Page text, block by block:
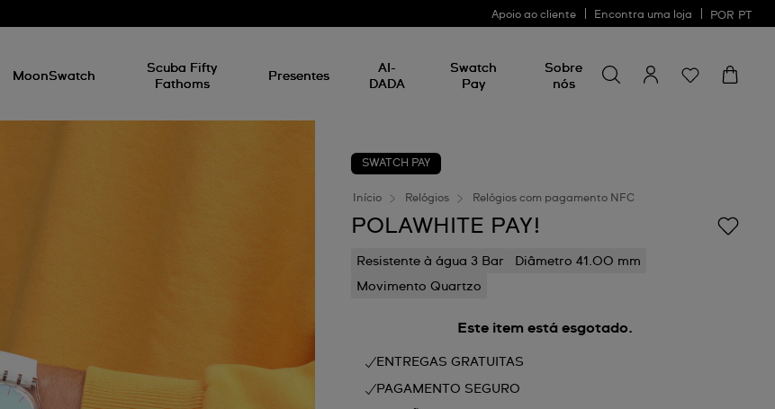
Apoio ao cliente Encontra uma loja POR PT
MoonSwatch
Scuba Fifty
Fathoms
Presentes
AI-
DADA
Swatch
Pay
Sobre
nós
por
algo
SWATCH PAY
Início Relógios Relógios com pagamento NFC
POLAWHITE PAY!
Resistente à água 3 Bar
Diâmetro 41.00 mm
Movimento Quartzo
Este item está esgotado.
ENTREGAS GRATUITAS
PAGAMENTO SEGURO